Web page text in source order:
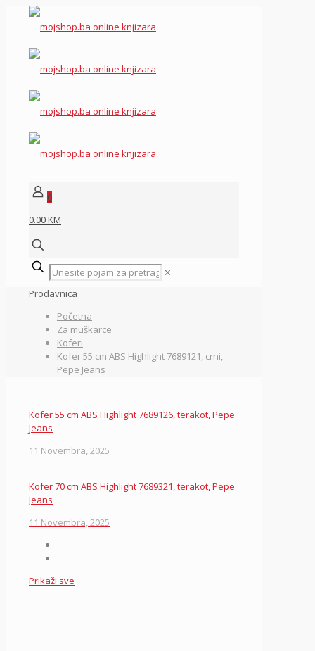
0
0.00 KM
✕
Prodavnica
Početna
Za muškarce
Koferi
Kofer 55 cm ABS Highlight 7689121, crni,
Pepe Jeans
Kofer 55 cm ABS Highlight 7689126, terakot, Pepe
Jeans
11 Novembra, 2025
Kofer 70 cm ABS Highlight 7689321, terakot, Pepe
Jeans
11 Novembra, 2025
Prikaži sve